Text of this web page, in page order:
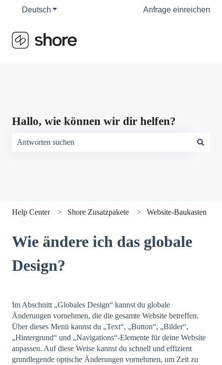
Deutsch Untermenü für Übersetzungen anzeigen
Anfrage einreichen
Hallo, wie können wir dir helfen?
Help Center Shore Zusatzpakete Website-Baukasten
Wie ändere ich das globale
Design?
Im Abschnitt „Globales Design“ kannst du globale
Änderungen vornehmen, die die gesamte Website betreffen.
Über dieses Menü kannst du „Text“, „Button“, „Bilder“,
„Hintergrund“ und „Navigations“-Elemente für deine Website
anpassen. Auf diese Weise kannst du schnell und effizient
grundlegende optische Änderungen vornehmen, um Zeit zu